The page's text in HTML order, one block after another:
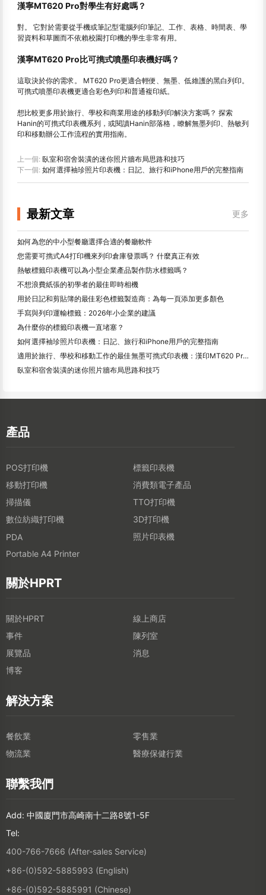
漢寧MT620 Pro對學生有好處嗎？
對。 它對於需要從手機或筆記型電腦列印筆記、工作、表格、時間表、學
習資料和草圖而不依賴校園打印機的學生非常有用。
漢寧MT620 Pro比可擕式噴墨印表機好嗎？
這取決於你的需求。 MT620 Pro更適合輕便、無墨、低維護的黑白列印。
可擕式噴墨印表機更適合彩色列印和普通複印紙。
想比較更多用於旅行、學校和商業用途的移動列印解決方案嗎？ 探索
Hanin的可擕式印表機系列，或閱讀Hanin部落格，瞭解無墨列印、熱敏列
印和移動辦公工作流程的實用指南。
上一個: 臥室和宿舍裝潢的迷你照片牆布局思路和技巧
下一個: 如何選擇袖珍照片印表機：日記、旅行和iPhone用戶的完整指南
最新文章 更多
如何為您的中小型餐廳選擇合適的餐廳軟件
您需要可擕式A4打印機來列印倉庫發票嗎？ 什麼真正有效
熱敏標籤印表機可以為小型企業產品製作防水標籤嗎？
不想浪費紙張的初學者的最佳即時相機
用於日記和剪貼簿的最佳彩色標籤製造商：為每一頁添加更多顏色
手寫與列印運輸標籤：2026年小企業的建議
為什麼你的標籤印表機一直堵塞？
如何選擇袖珍照片印表機：日記、旅行和iPhone用戶的完整指南
適用於旅行、學校和移動工作的最佳無墨可擕式印表機：漢印MT620 Pro評測
臥室和宿舍裝潢的迷你照片牆布局思路和技巧
產品
POS打印機
標籤印表機
移動打印機
消費類電子產品
掃描儀
TTO打印機
數位紡織打印機
3D打印機
PDA
照片印表機
Portable A4 Printer
關於HPRT
關於HPRT
線上商店
事件
陳列室
展覽品
消息
博客
解決方案
餐飲業
零售業
物流業
醫療保健行業
聯繫我們
Add: 中國廈門市高崎南十二路8號1-5F
Tel:
400-766-7666 (After-sales Service)
+86-(0)592-5885993 (English)
+86-(0)592-5885991 (Chinese)